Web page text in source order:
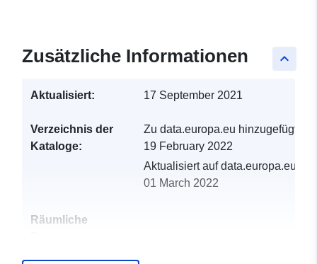
keyboard_arrow_up
Zusätzliche Informationen
Aktualisiert: 17 September 2021
Verzeichnis der
Kataloge:
Zu data.europa.eu hinzugefügt:
19 February 2022
Aktualisiert auf data.europa.eu:
01 March 2022
Räumliche